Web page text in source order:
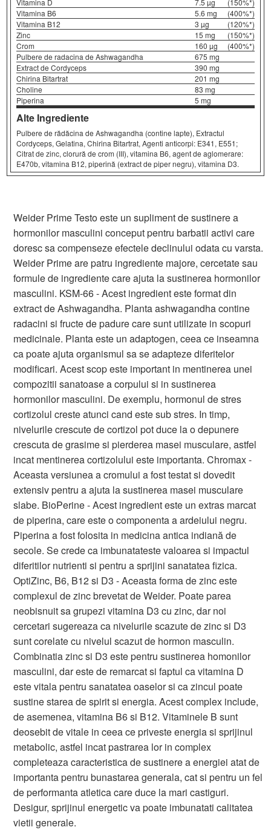
Vitamina B6
5.6 mg
(400%*)
Vitamina B12
3 µg
(120%*)
Zinc
15 mg
(150%*)
Crom
160 µg
(400%*)
Pulbere de radacina de Ashwagandha
675 mg
Extract de Cordyceps
390 mg
Chirina Bitartrat
201 mg
Choline
83 mg
Piperina
5 mg
Alte Ingrediente
Pulbere de rădăcina de Ashwagandha (contine lapte), Extractul
Cordyceps, Gelatina, Chirina Bitartrat, Agenti anticorpi: E341, E551;
Citrat de zinc, clorură de crom (III), vitamina B6, agent de aglomerare:
E470b, vitamina B12, piperină (extract de piper negru), vitamina D3.
Weider Prime Testo este un supliment de sustinere a
hormonilor masculini conceput pentru barbatii activi care
doresc sa compenseze efectele declinului odata cu varsta.
Weider Prime are patru ingrediente majore, cercetate sau
formule de ingrediente care ajuta la sustinerea hormonilor
masculini. KSM-66 - Acest ingredient este format din
extract de Ashwagandha. Planta ashwagandha contine
radacini si fructe de padure care sunt utilizate in scopuri
medicinale. Planta este un adaptogen, ceea ce inseamna
ca poate ajuta organismul sa se adapteze diferitelor
modificari. Acest scop este important in mentinerea unei
compozitii sanatoase a corpului si in sustinerea
hormonilor masculini. De exemplu, hormonul de stres
cortizolul creste atunci cand este sub stres. In timp,
nivelurile crescute de cortizol pot duce la o depunere
crescuta de grasime si pierderea masei musculare, astfel
incat mentinerea cortizolului este importanta. Chromax -
Aceasta versiunea a cromului a fost testat si dovedit
extensiv pentru a ajuta la sustinerea masei musculare
slabe. BioPerine - Acest ingredient este un extras marcat
de piperina, care este o componenta a ardeiului negru.
Piperina a fost folosita in medicina antica indiană de
secole. Se crede ca imbunatateste valoarea si impactul
diferitilor nutrienti si pentru a sprijini sanatatea fizica.
OptiZinc, B6, B12 si D3 - Aceasta forma de zinc este
complexul de zinc brevetat de Weider. Poate parea
neobisnuit sa grupezi vitamina D3 cu zinc, dar noi
cercetari sugereaza ca nivelurile scazute de zinc si D3
sunt corelate cu nivelul scazut de hormon masculin.
Combinatia zinc si D3 este pentru sustinerea homonilor
masculini, dar este de remarcat si faptul ca vitamina D
este vitala pentru sanatatea oaselor si ca zincul poate
sustine starea de spirit si energia. Acest complex include,
de asemenea, vitamina B6 si B12. Vitaminele B sunt
deosebit de vitale in ceea ce priveste energia si sprijinul
metabolic, astfel incat pastrarea lor in complex
completeaza caracteristica de sustinere a energiei atat de
importanta pentru bunastarea generala, cat si pentru un fel
de performanta atletica care duce la mari castiguri.
Desigur, sprijinul energetic va poate imbunatati calitatea
vietii generale.